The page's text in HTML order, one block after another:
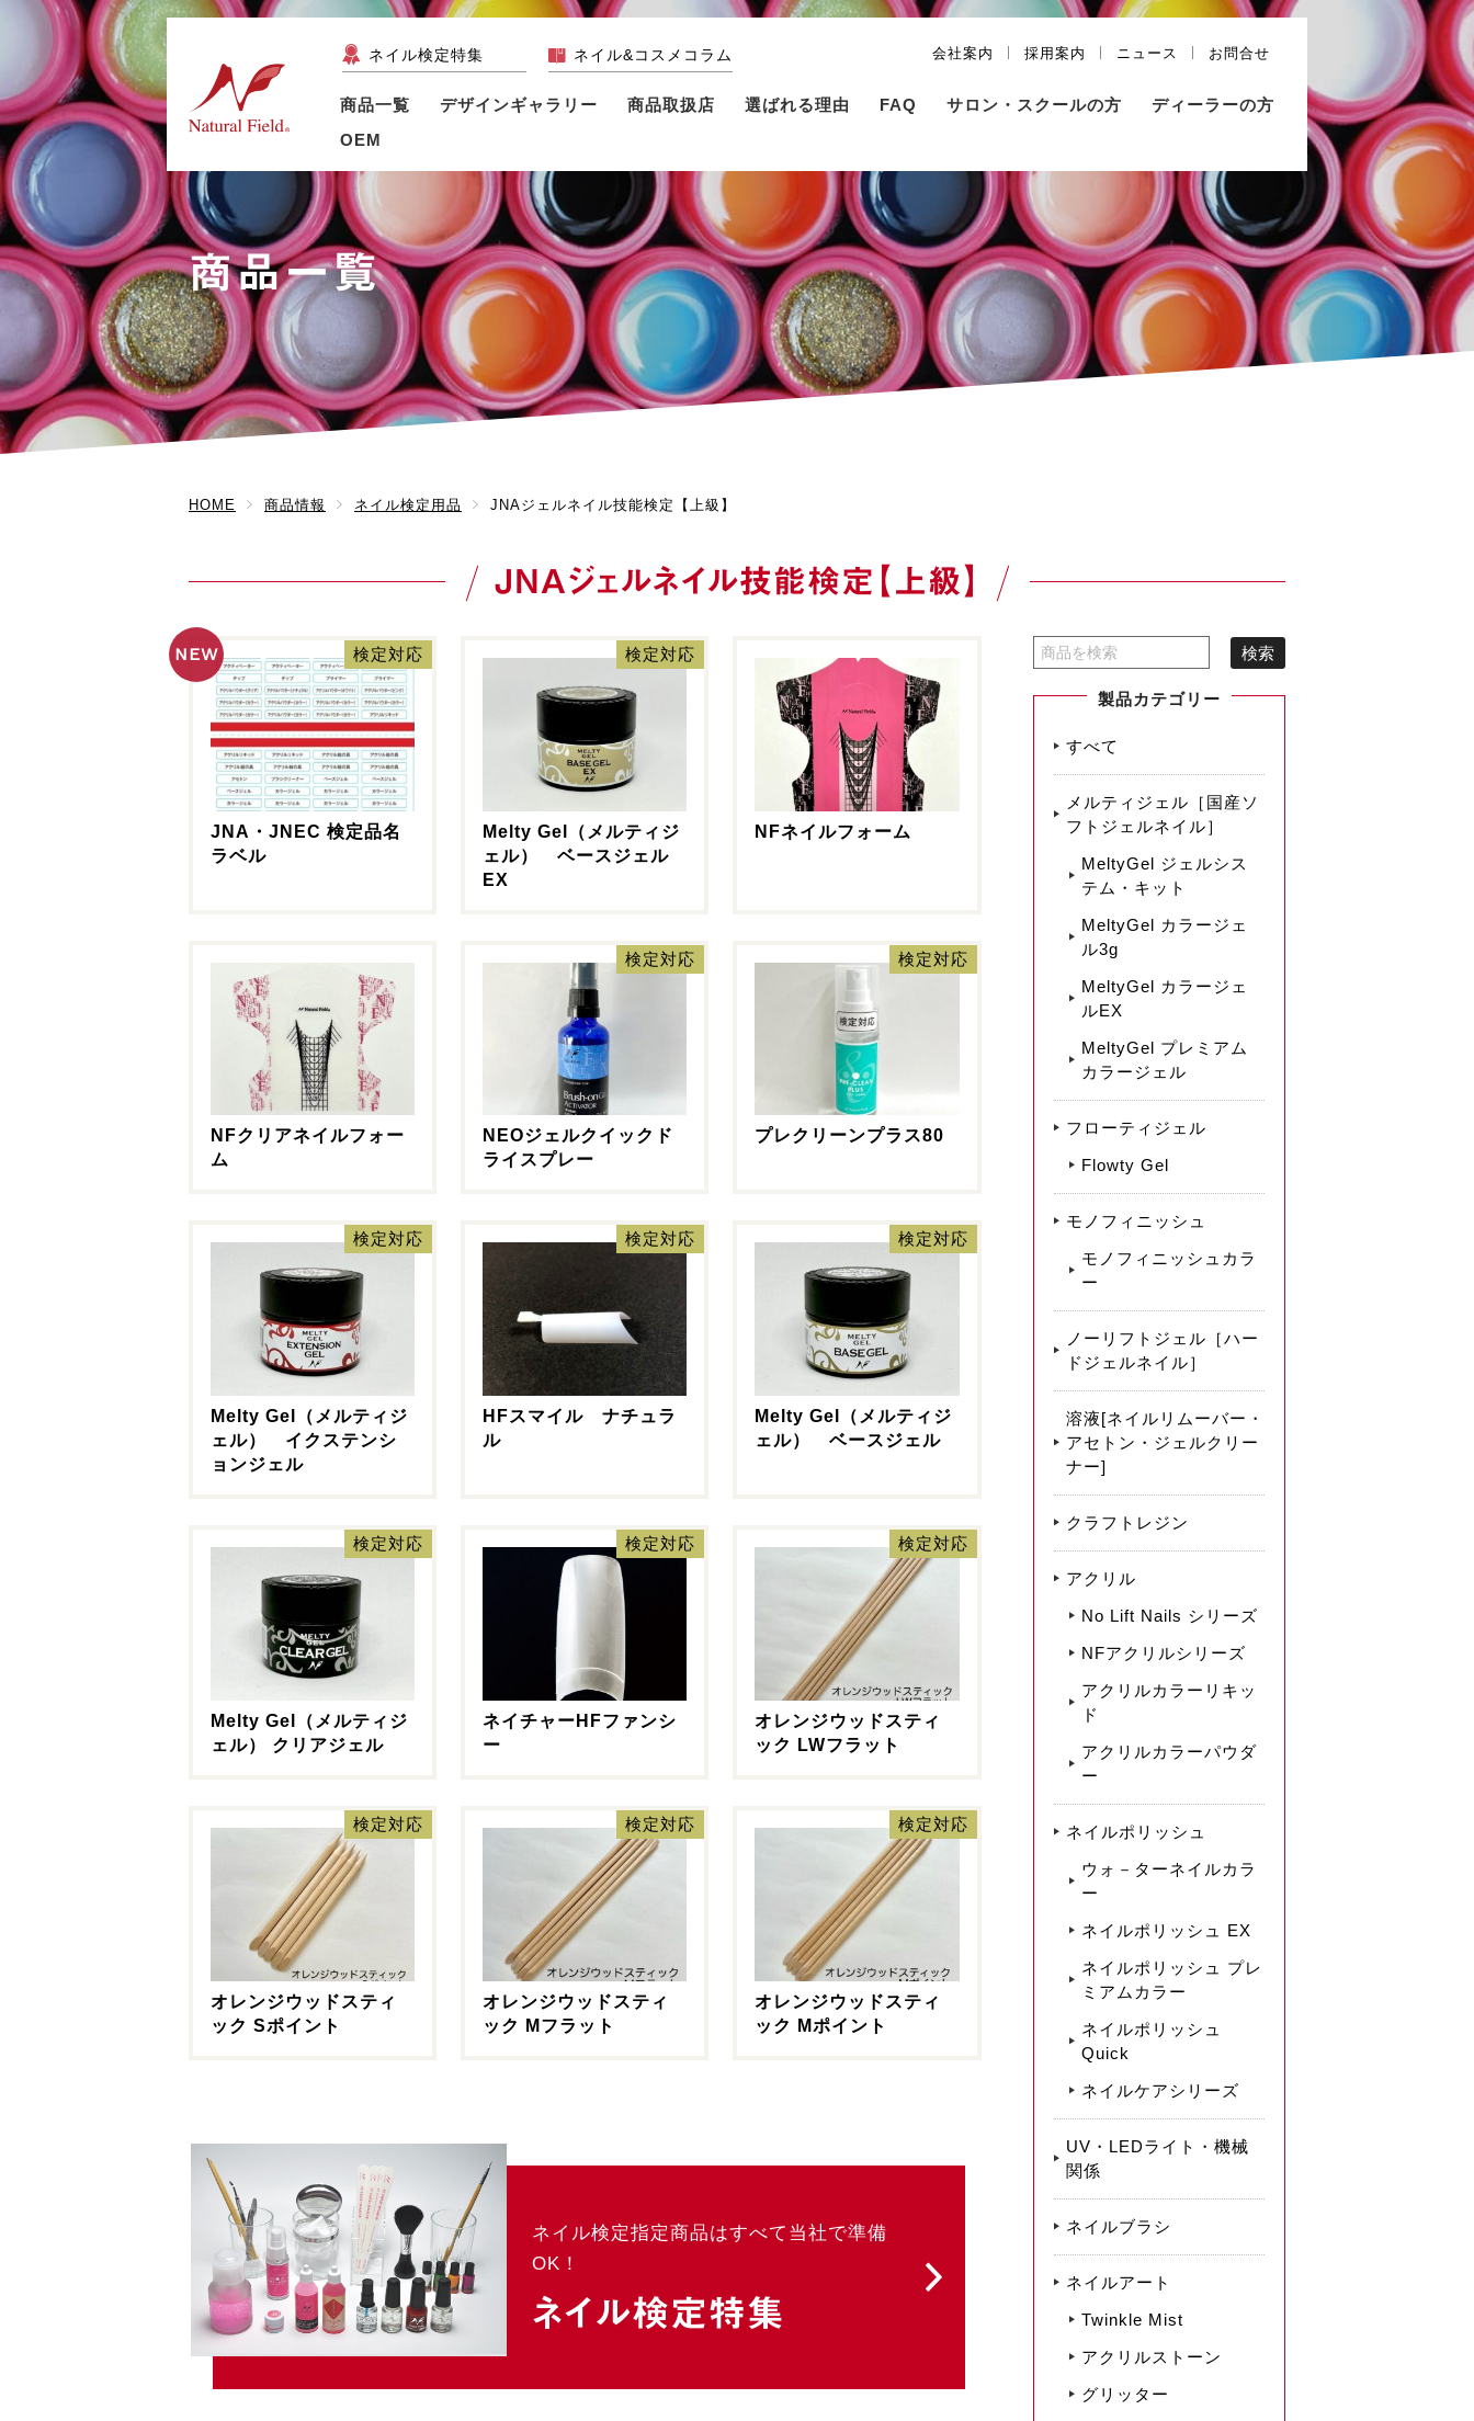
ネイル検定特集 ネイル&コスメコラム 会社案内 採用案内 ニュース お問合せ
商品一覧 デザインギャラリー 商品取扱店 選ばれる理由 FAQ サロン・スクールの方
ディーラーの方
OEM
商品一覧
HOME 商品情報 ネイル検定用品 JNAジェルネイル技能検定【上級】
JNAジェルネイル技能検定【上級】
JNA・JNEC 検定品名
ラベル
検定対応
NEW
Melty Gel（メルティジ
ェル） ベースジェル
EX
検定対応
NFネイルフォーム
NFクリアネイルフォー
ム
NEOジェルクイックド
ライスプレー
検定対応
プレクリーンプラス80
検定対応
Melty Gel（メルティジ
ェル） イクステンシ
ョンジェル
検定対応
HFスマイル ナチュラ
ル
検定対応
Melty Gel（メルティジ
ェル） ベースジェル
検定対応
Melty Gel（メルティジ
ェル） クリアジェル
検定対応
ネイチャーHFファンシ
ー
検定対応
オレンジウッドスティ
ック LWフラット
検定対応
オレンジウッドスティ
ック Sポイント
検定対応
オレンジウッドスティ
ック Mフラット
検定対応
オレンジウッドスティ
ック Mポイント
検定対応
ネイル検定指定商品はすべて当社で準備
OK！
ネイル検定特集
製品カテゴリー
すべて
メルティジェル［国産ソ
フトジェルネイル］
MeltyGel ジェルシス
テム・キット
MeltyGel カラージェ
ル3g
MeltyGel カラージェ
ルEX
MeltyGel プレミアム
カラージェル
フローティジェル
Flowty Gel
モノフィニッシュ
モノフィニッシュカラ
ー
ノーリフトジェル［ハー
ドジェルネイル］
溶液[ネイルリムーバー・
アセトン・ジェルクリー
ナー]
クラフトレジン
アクリル
No Lift Nails シリーズ
NFアクリルシリーズ
アクリルカラーリキッ
ド
アクリルカラーパウダ
ー
ネイルポリッシュ
ウォ－ターネイルカラ
ー
ネイルポリッシュ EX
ネイルポリッシュ プレ
ミアムカラー
ネイルポリッシュ
Quick
ネイルケアシリーズ
UV・LEDライト・機械
関係
ネイルブラシ
ネイルアート
Twinkle Mist
アクリルストーン
グリッター